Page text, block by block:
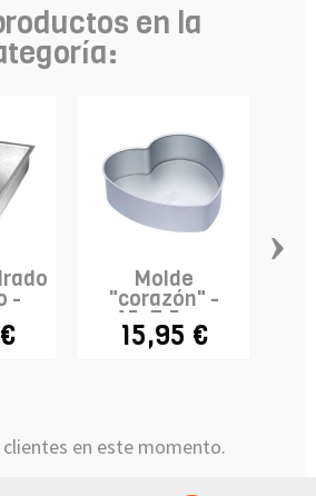
en la
-
Molde
"corazón" -
15x7,5cm
15,95 €
›
clientes en este momento.